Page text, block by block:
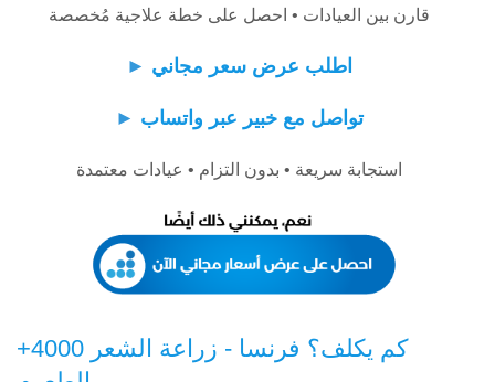
قارن بين العيادات • احصل على خطة علاجية مُخصصة
► اطلب عرض سعر مجاني
► تواصل مع خبير عبر واتساب
استجابة سريعة • بدون التزام • عيادات معتمدة
كم يكلف؟ فرنسا - زراعة الشعر 4000+